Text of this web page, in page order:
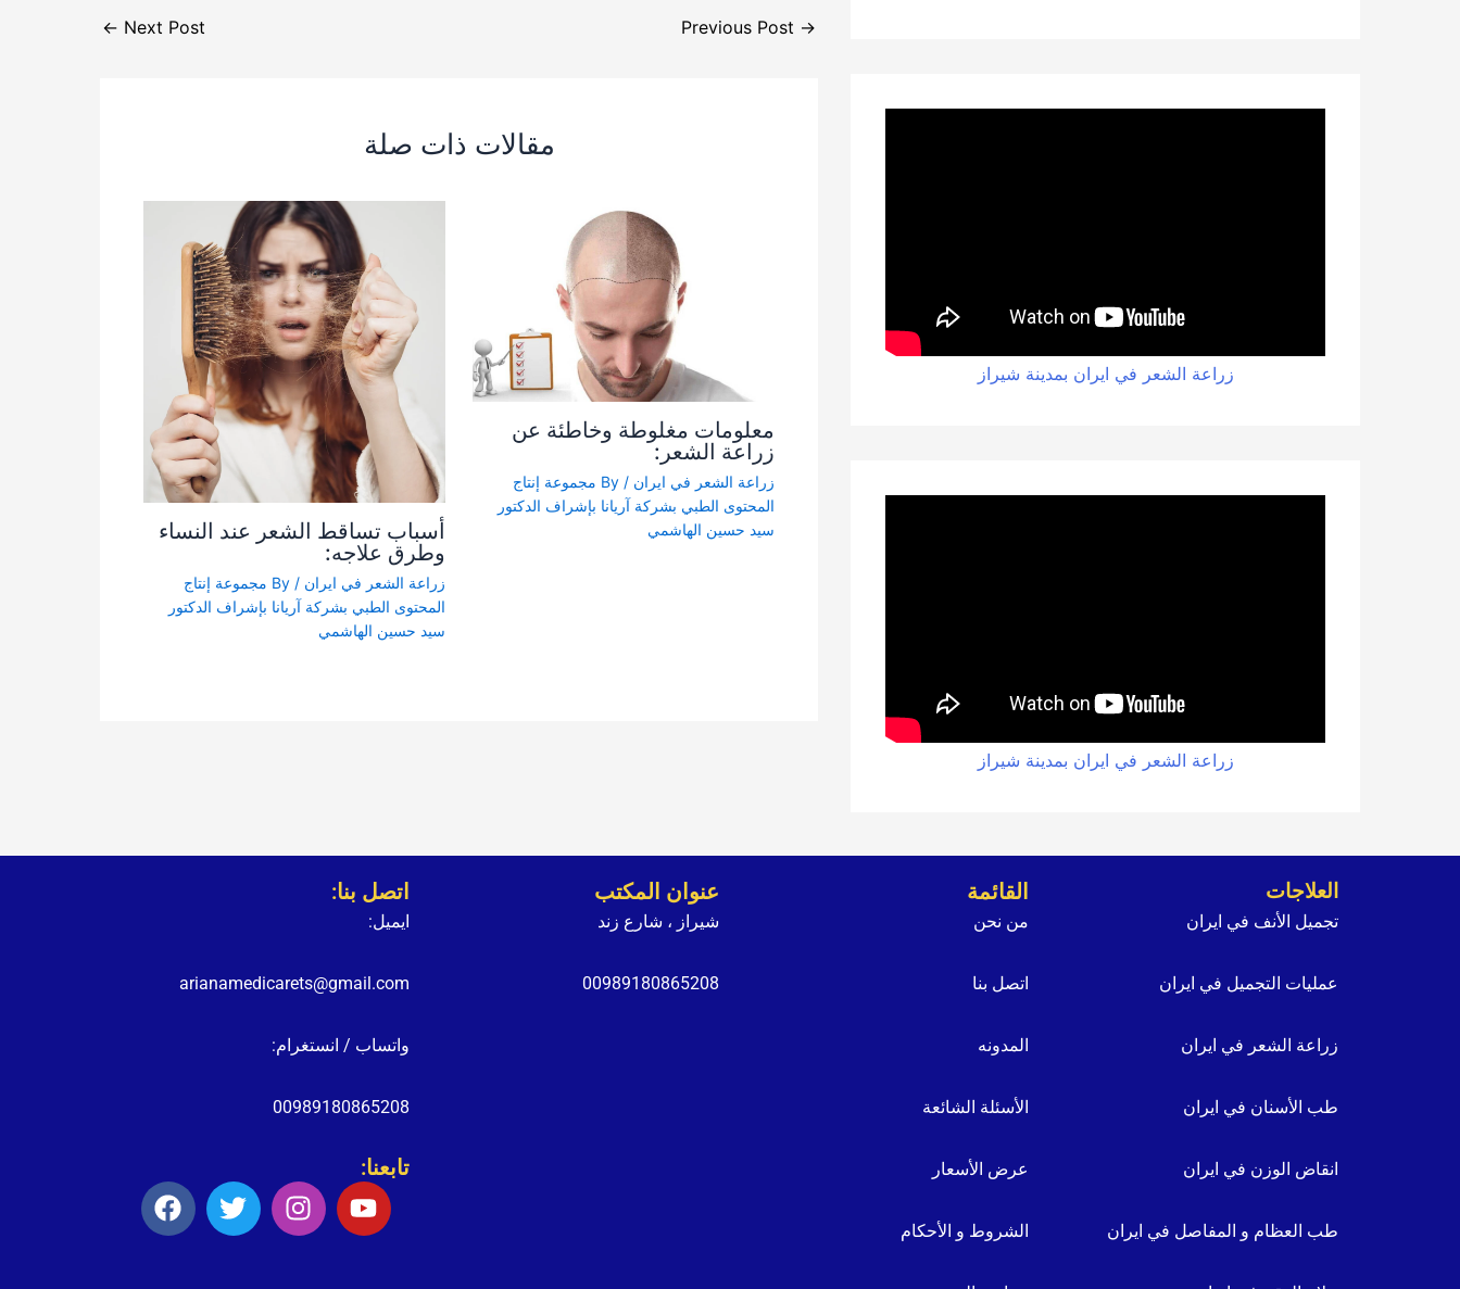
زراعة الشعر في ايران بمدينة شيراز
زراعة الشعر في ايران بمدينة شيراز
→
Next Post
←
مقالات ذات صلة
معلومات مغلوطة وخاطئة عن
زراعة الشعر:
زراعة الشعر في ايران / By
مجموعة إنتاج
المحتوى الطبي بشركة آریانا بإشراف الدكتور
سيد حسين الهاشمي
أسباب تساقط الشعر عند النساء
وطرق علاجه:
زراعة الشعر في ايران / By
مجموعة إنتاج
المحتوى الطبي بشركة آریانا بإشراف الدكتور
سيد حسين الهاشمي
العلاجات
تجميل الأنف في ايران
عمليات التجميل في ايران
زراعة الشعر في ايران
طب الأسنان في ايران
انقاض الوزن في ايران
طب العظام و المفاصل في ايران
القائمة
من نحن
اتصل بنا
المدونه
الأسئلة الشائعة
عرض الأسعار
الشروط و الأحكام
عنوان المكتب
شيراز ، شارع زند
00989180865208
اتصل بنا:
ايميل:
arianamedicarets@gmail.com
واتساب / انستغرام:
00989180865208
تابعنا:
Y
o
I
n
T
w
F
a